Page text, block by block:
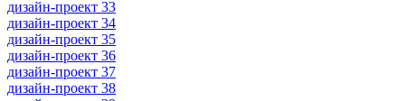
дизайн-проект 33
дизайн-проект 34
дизайн-проект 35
дизайн-проект 36
дизайн-проект 37
дизайн-проект 38